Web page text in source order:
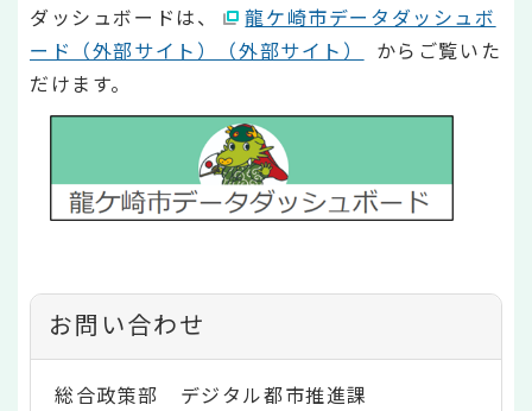
ダッシュボードは、
龍ケ崎市データダッシュボ
ード（外部サイト）（外部サイト）
からご覧いた
だけます。
お問い合わせ
総合政策部 デジタル都市推進課